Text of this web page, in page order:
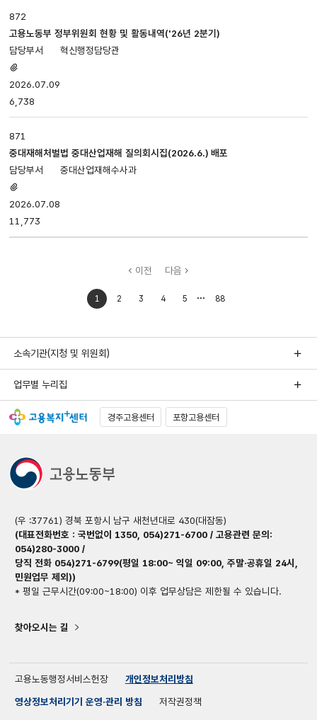
872
고용노동부 정부위원회 현황 및 활동내역('26년 2분기)
혁신행정담당관
있음
2026.07.09
6,738
871
중대재해처벌법 중대산업재해 질의회시집(2026.6.) 배포
중대산업재해수사과
있음
2026.07.08
11,773
이전
처음으로
1 2 3 4 5
마지막으로
88
다음
소속기관(지청 및 위원회)
업무별 누리집
경주고용센터 포항고용센터
(우 :37761) 경북 포항시 남구 새천년대로 430(대잠동)
(대표전화번호 : 국번없이 1350, 054)271-6700 / 고용관련 문의:
054)280-3000 /
당직 전화 054)271-6799(평일 18:00~ 익일 09:00, 주말·공휴일 24시,
민원업무 제외))
* 평일 근무시간(09:00~18:00) 이후 업무상담은 제한될 수 있습니다.
찾아오시는 길
고용노동행정서비스헌장
개인정보처리방침
영상정보처리기기 운영·관리 방침
저작권정책